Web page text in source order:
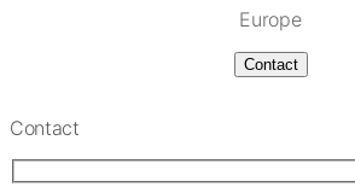
Europe
Contact
Contact